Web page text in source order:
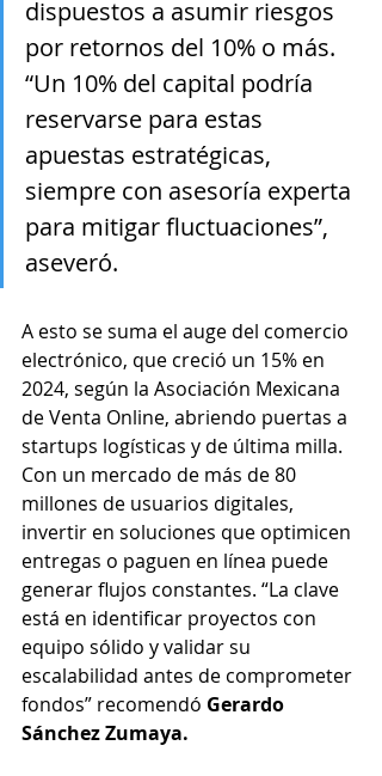
dispuestos a asumir riesgos
por retornos del 10% o más.
“Un 10% del capital podría
reservarse para estas
apuestas estratégicas,
siempre con asesoría experta
para mitigar fluctuaciones”,
aseveró.
A esto se suma el auge del comercio
electrónico, que creció un 15% en
2024, según la Asociación Mexicana
de Venta Online, abriendo puertas a
startups logísticas y de última milla.
Con un mercado de más de 80
millones de usuarios digitales,
invertir en soluciones que optimicen
entregas o paguen en línea puede
generar flujos constantes. “La clave
está en identificar proyectos con
equipo sólido y validar su
escalabilidad antes de comprometer
fondos” recomendó Gerardo
Sánchez Zumaya.